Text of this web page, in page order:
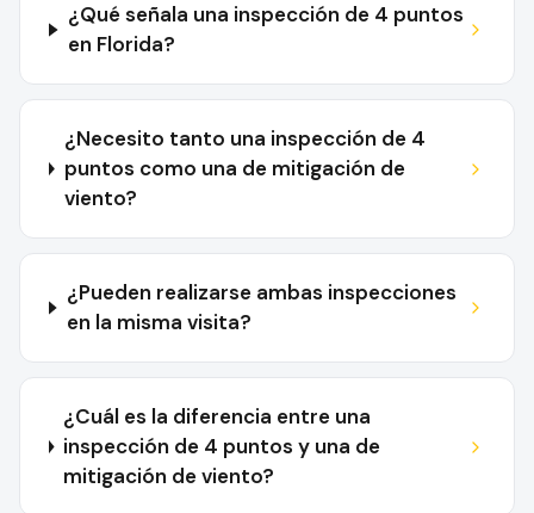
¿Qué señala una inspección de 4 puntos
en Florida?
¿Necesito tanto una inspección de 4
puntos como una de mitigación de
viento?
¿Pueden realizarse ambas inspecciones
en la misma visita?
¿Cuál es la diferencia entre una
inspección de 4 puntos y una de
mitigación de viento?